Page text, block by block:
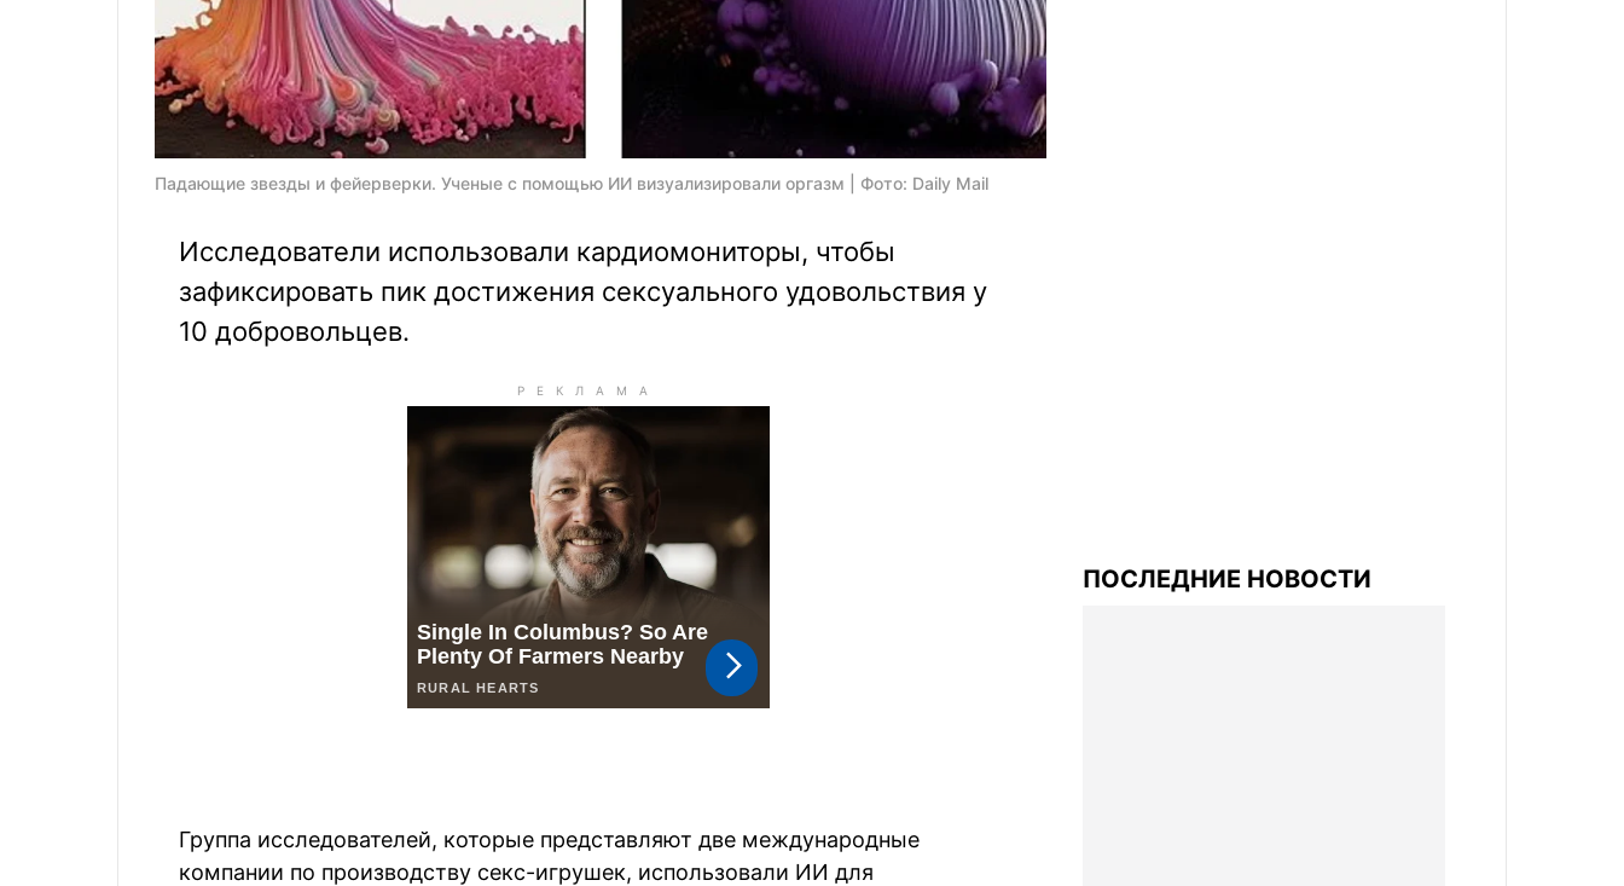
Падающие звезды и фейерверки. Ученые с помощью ИИ визуализировали оргазм | Фото: Daily Mail
Исследователи использовали кардиомониторы, чтобы
зафиксировать пик достижения сексуального удовольствия у
10 добровольцев.
Группа исследователей, которые представляют две международные
компании по производству секс-игрушек, использовали ИИ для
ПОСЛЕДНИЕ НОВОСТИ